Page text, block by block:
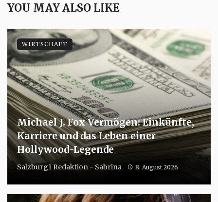
YOU MAY ALSO LIKE
Michael J. Fox Vermögen: Einkünfte,
Karriere und das Leben einer
Hollywood-Legende
Salzburg1 Redaktion - Sabrina 8. August 2026
WIRTSCHAFT